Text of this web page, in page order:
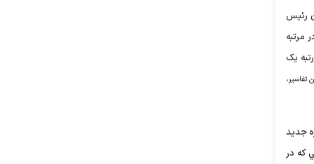
او به‌عنوان رئيس
مرتبه
رتبه يک
تفاسير،
جديد
که در